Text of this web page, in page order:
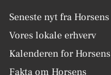
Seneste nyt fra Horsens
Vores lokale erhverv
Kalenderen for Horsens
Fakta om Horsens